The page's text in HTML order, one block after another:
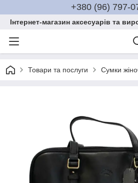
+380 (96) 797-
Інтернет-магазин аксесуарів та
Товари та послуги Сумки